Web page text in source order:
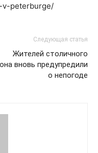
v-peterburge/
Следующая статья
Жителей столичного
вновь предупредили
о непогоде